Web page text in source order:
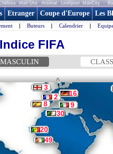
Man Utd Arsenal Liverpool ManCity
Etranger Coupe d'Europe Les
| Buteurs | Calendrier |
FIFA
^
3
2
16
8
9
49
20
30